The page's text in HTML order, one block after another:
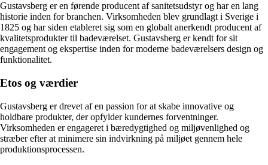
Gustavsberg er en førende producent af sanitetsudstyr og har en lang
historie inden for branchen. Virksomheden blev grundlagt i Sverige i
1825 og har siden etableret sig som en globalt anerkendt producent af
kvalitetsprodukter til badeværelset. Gustavsberg er kendt for sit
engagement og ekspertise inden for moderne badeværelsers design og
funktionalitet.
Etos og værdier
Gustavsberg er drevet af en passion for at skabe innovative og
holdbare produkter, der opfylder kundernes forventninger.
Virksomheden er engageret i bæredygtighed og miljøvenlighed og
stræber efter at minimere sin indvirkning på miljøet gennem hele
produktionsprocessen.